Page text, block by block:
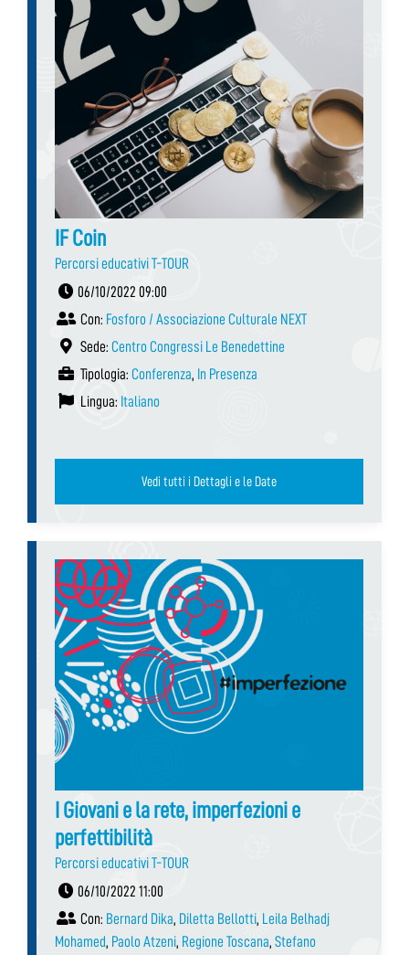
IF Coin
Percorsi educativi T-TOUR
06/10/2022 09:00
Con: Fosforo / Associazione Culturale NEXT
Sede: Centro Congressi Le Benedettine
Tipologia: Conferenza, In Presenza
Lingua: Italiano
Vedi tutti i Dettagli e le Date
I Giovani e la rete, imperfezioni e
perfettibilità
Percorsi educativi T-TOUR
06/10/2022 11:00
Con: Bernard Dika, Diletta Bellotti, Leila Belhadj
Mohamed, Paolo Atzeni, Regione Toscana, Stefano